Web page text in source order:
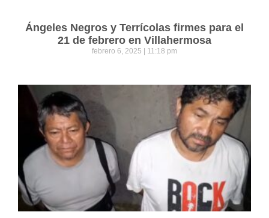
Ángeles Negros y Terrícolas firmes para el
21 de febrero en Villahermosa
febrero 6, 2025 11:18 pm